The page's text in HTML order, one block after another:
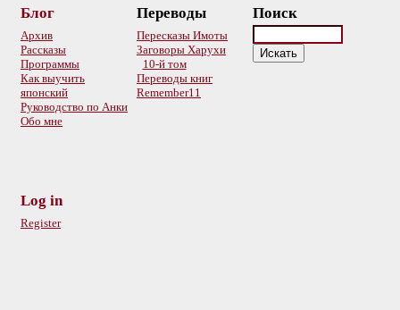
Блог
Архив
Рассказы
Программы
Как выучить
японский
Руководство по Анки
Обо мне
Переводы
Пересказы Имоты
Заговоры Харухи
10-й том
Переводы книг
Remember11
Поиск
Log in
Register